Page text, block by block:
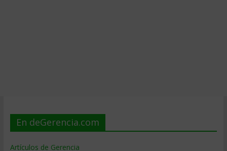
En deGerencia.com
Artículos de Gerencia